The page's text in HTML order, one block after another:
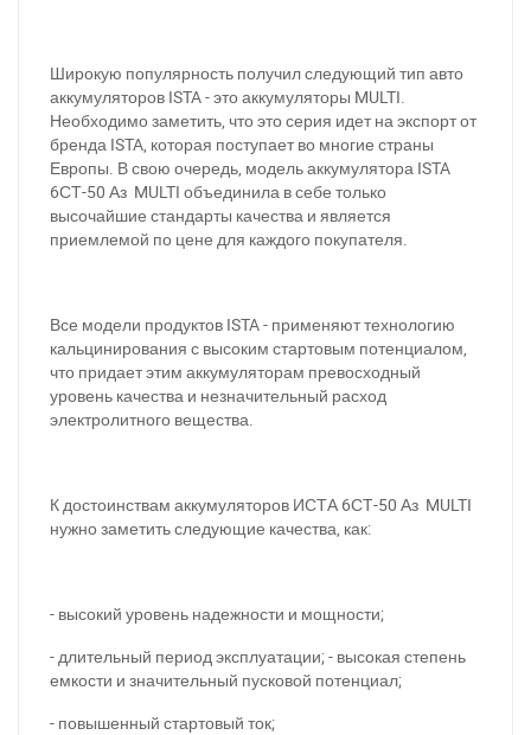
Широкую популярность получил следующий тип авто
аккумуляторов ISTA - это аккумуляторы MULTI.
Необходимо заметить, что это серия идет на экспорт от
бренда ISTA, которая поступает во многие страны
Европы. В свою очередь, модель аккумулятора ISTA
6СТ-50 Аз MULTI объединила в себе только
высочайшие стандарты качества и является
приемлемой по цене для каждого покупателя.
Все модели продуктов ISTA - применяют технологию
кальцинирования с высоким стартовым потенциалом,
что придает этим аккумуляторам превосходный
уровень качества и незначительный расход
электролитного вещества.
К достоинствам аккумуляторов ИСТА 6СТ-50 Аз MULTI
нужно заметить следующие качества, как:
- высокий уровень надежности и мощности;
- длительный период эксплуатации; - высокая степень
емкости и значительный пусковой потенциал;
- повышенный стартовый ток;
При отсутствии связи - пишите, звоните в Viber /
Telegram (093) 600-51-11